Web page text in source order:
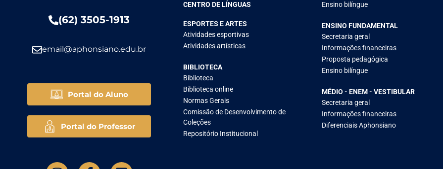
(62) 3505-1913
email@aphonsiano.edu.br
Portal do Aluno
Portal do Professor
CENTRO DE LÍNGUAS
ESPORTES E ARTES
Atividades esportivas
Atividades artísticas
BIBLIOTECA
Biblioteca
Biblioteca online
Normas Gerais
Comissão de Desenvolvimento de
Coleções
Repositório Institucional
Ensino bilíngue
ENSINO FUNDAMENTAL
Secretaria geral
Informações financeiras
Proposta pedagógica
Ensino bilíngue
MÉDIO - ENEM - VESTIBULAR
Secretaria geral
Informações financeiras
Diferenciais Aphonsiano